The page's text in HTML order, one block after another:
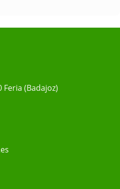
Feria (Badajoz)